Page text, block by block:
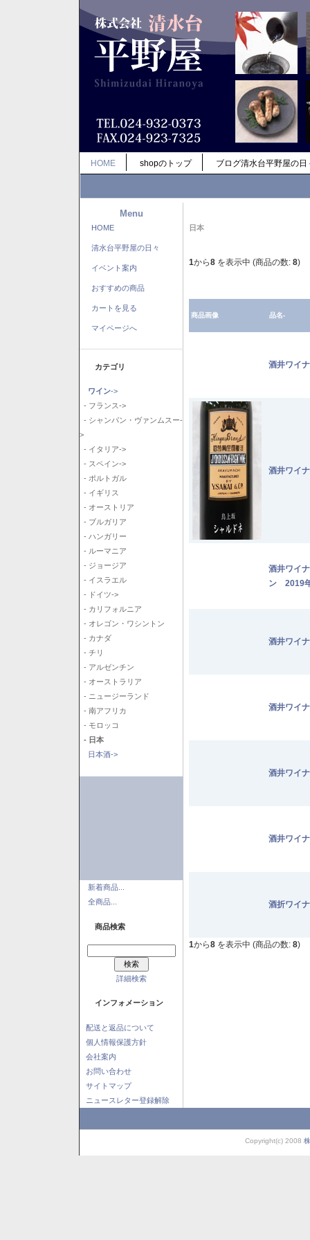
HOME shopのトップ ブログ清水台平野屋の日
Menu
HOME
清水台平野屋の日々
イベント案内
おすすめの商品
カートを見る
マイページへ
カテゴリ
ワイン->
- フランス->
- シャンパン・ヴァンムスー-
>
- イタリア->
- スペイン->
- ポルトガル
- イギリス
- オーストリア
- ブルガリア
- ハンガリー
- ルーマニア
- ジョージア
- イスラエル
- ドイツ->
- カリフォルニア
- オレゴン・ワシントン
- カナダ
- チリ
- アルゼンチン
- オーストラリア
- ニュージーランド
- 南アフリカ
- モロッコ
- 日本
日本酒->
新着商品...
全商品...
商品検索
詳細検索
インフォメーション
配送と返品について
個人情報保護方針
会社案内
お問い合わせ
サイトマップ
ニュースレター登録解除
日本
1から8 を表示中 (商品の数: 8)
商品画像 品名-
酒井ワイ
酒井ワイ
酒井ワイ
ン 2019
酒井ワイ
酒井ワイ
酒井ワイ
酒井ワイ
酒折ワイ
1から8 を表示中 (商品の数: 8)
Copyright(c) 2008